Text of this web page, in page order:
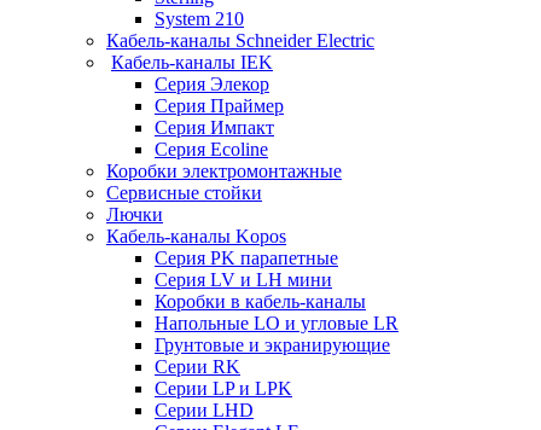
System 210
Кабель-каналы Schneider Electric
Кабель-каналы IEK
Серия Элекор
Серия Праймер
Серия Импакт
Серия Ecoline
Коробки электромонтажные
Сервисные стойки
Лючки
Кабель-каналы Kopos
Серия PK парапетные
Серия LV и LH мини
Коробки в кабель-каналы
Напольные LO и угловые LR
Грунтовые и экранирующие
Серии RK
Серии LP и LPK
Серии LHD